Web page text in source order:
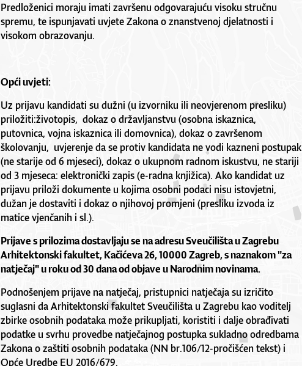
Predloženici moraju imati završenu odgovarajuću visoku stručnu
spremu, te ispunjavati uvjete Zakona o znanstvenoj djelatnosti i
visokom obrazovanju.
Opći uvjeti:
Uz prijavu kandidati su dužni (u izvorniku ili neovjerenom presliku)
priložiti:životopis, dokaz o državljanstvu (osobna iskaznica,
putovnica, vojna iskaznica ili domovnica), dokaz o završenom
školovanju, uvjerenje da se protiv kandidata ne vodi kazneni postupak
(ne starije od 6 mjeseci), dokaz o ukupnom radnom iskustvu, ne stariji
od 3 mjeseca: elektronički zapis (e-radna knjižica). Ako kandidat uz
prijavu priloži dokumente u kojima osobni podaci nisu istovjetni,
dužan je dostaviti i dokaz o njihovoj promjeni (presliku izvoda iz
matice vjenčanih i sl.).
Prijave s prilozima dostavljaju se na adresu Sveučilišta u Zagrebu
Arhitektonski fakultet, Kačićeva 26, 10000 Zagreb, s naznakom "za
natječaj" u roku od 30 dana od objave u Narodnim novinama.
Podnošenjem prijave na natječaj, pristupnici natječaja su izričito
suglasni da Arhitektonski fakultet Sveučilišta u Zagrebu kao voditelj
zbirke osobnih podataka može prikupljati, koristiti i dalje obrađivati
podatke u svrhu provedbe natječajnog postupka sukladno odredbama
Zakona o zaštiti osobnih podataka (NN br.106/12-pročišćen tekst) i
Opće Uredbe EU 2016/679.